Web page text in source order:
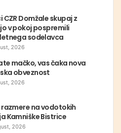
CZR Domžale skupaj z
v pokoj pospremili
sodelavca
2026
mačko, vas čaka nova
obveznost
2026
razmere na vodotokih
Kamniške Bistrice
2026